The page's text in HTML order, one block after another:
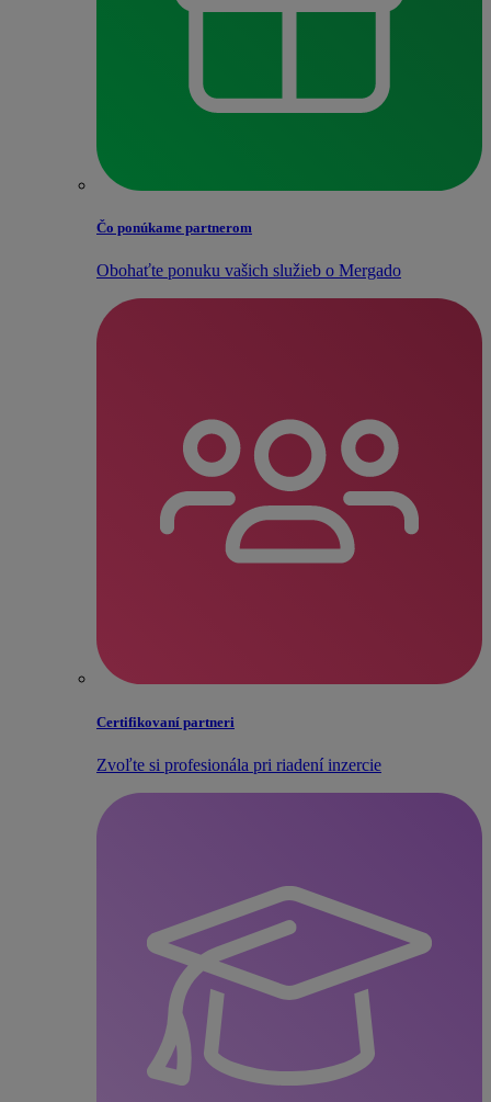
Čo ponúkame partnerom
Obohaťte ponuku vašich služieb o Mergado
Certifikovaní partneri
Zvoľte si profesionála pri riadení inzercie